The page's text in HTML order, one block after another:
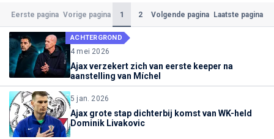
Eerste pagina Vorige pagina 1 (Huidige)
2 Volgende pagina Laatste pagina
ACHTERGROND
4 mei 2026
Ajax verzekert zich van eerste keeper na
aanstelling van Míchel
5 jan. 2026
Ajax grote stap dichterbij komst van WK-held
Dominik Livakovic